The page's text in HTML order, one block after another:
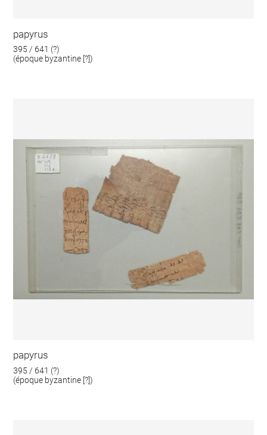
papyrus
395 / 641 (?)
(époque byzantine [?])
papyrus
395 / 641 (?)
(époque byzantine [?])